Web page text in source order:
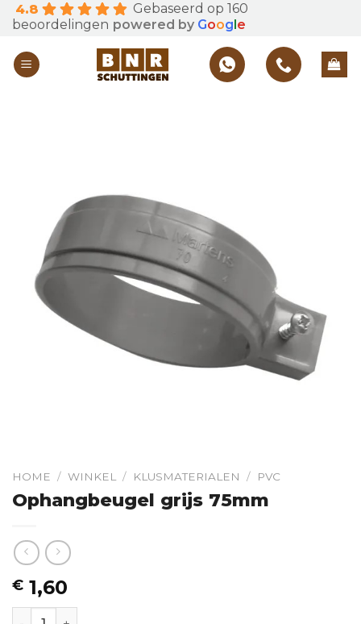
Skip
to
content
4.8
Gebaseerd op 160
beoordelingen powered by Goog e
HOME / WINKEL / KLUSMATERIALEN / PVC
Ophangbeugel grijs 75mm
€ 1,60
Ophangbeugel grijs 75mm hoeveelheid